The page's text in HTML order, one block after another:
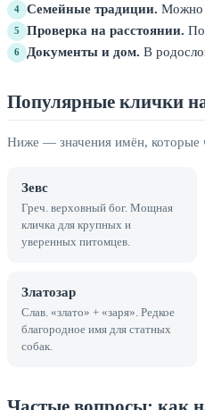
4 Семейные традиции. Можно
5 Проверка на расстоянии.
6 Документы и дом. В
Популярные клички
Ниже — значения имён, которые
Зевс
Греч. верховный бог. Мощная
кличка для крупных и
уверенных питомцев.
Златозар
Слав. «злато» + «заря». Редкое
благородное имя для статных
собак.
Частые вопросы: как